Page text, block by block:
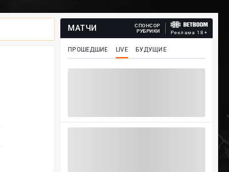
МАТЧИ
СПОНСОР
РУБРИКИ
Реклама 18+
ПРОШЕДШИЕ LIVE БУДУЩИЕ